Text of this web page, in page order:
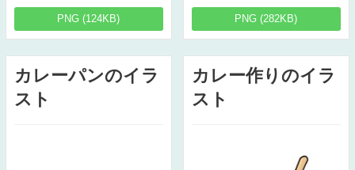
PNG (124KB) PNG (282KB)
カレーパンのイラ
スト
カレー作りのイラ
スト